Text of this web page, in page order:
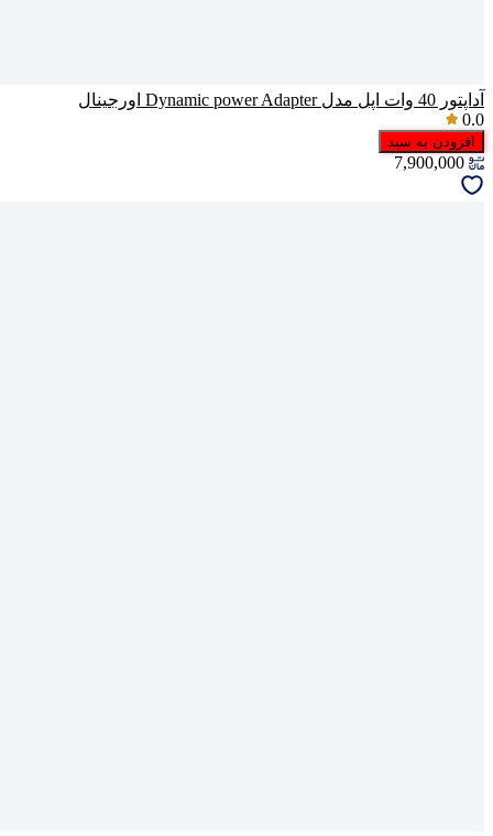
آداپتور 40 وات اپل مدل Dynamic power Adapter اورجینال
0.0
افزودن به سبد
7,900,000